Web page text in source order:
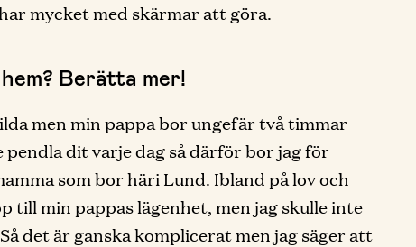
mycket med skärmar att göra.
Berätta mer!
men min pappa bor ungefär två timmar
dit varje dag så därför bor jag för
som bor häri Lund. Ibland på lov och
till min pappas lägenhet, men jag skulle inte
det är ganska komplicerat men jag säger att